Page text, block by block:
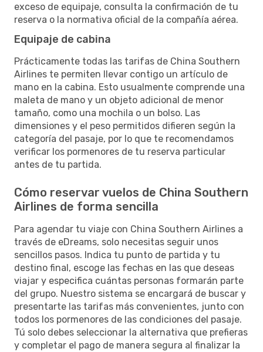
exceso de equipaje, consulta la confirmación de tu
reserva o la normativa oficial de la compañía aérea.
Equipaje de cabina
Prácticamente todas las tarifas de China Southern
Airlines te permiten llevar contigo un artículo de
mano en la cabina. Esto usualmente comprende una
maleta de mano y un objeto adicional de menor
tamaño, como una mochila o un bolso. Las
dimensiones y el peso permitidos difieren según la
categoría del pasaje, por lo que te recomendamos
verificar los pormenores de tu reserva particular
antes de tu partida.
Cómo reservar vuelos de China Southern
Airlines de forma sencilla
Para agendar tu viaje con China Southern Airlines a
través de eDreams, solo necesitas seguir unos
sencillos pasos. Indica tu punto de partida y tu
destino final, escoge las fechas en las que deseas
viajar y especifica cuántas personas formarán parte
del grupo. Nuestro sistema se encargará de buscar y
presentarte las tarifas más convenientes, junto con
todos los pormenores de las condiciones del pasaje.
Tú solo debes seleccionar la alternativa que prefieras
y completar el pago de manera segura al finalizar la